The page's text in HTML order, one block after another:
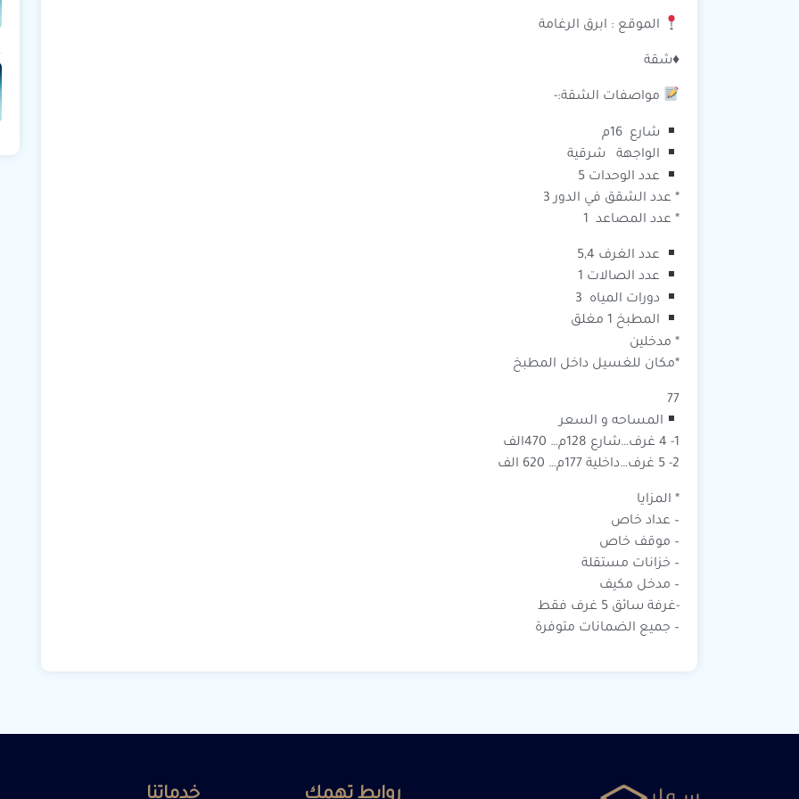
الموقع : ابرق الرغامة
♦️شقة
مواصفات الشقة:-
شارع 16م
الواجهة شرقية
عدد الوحدات 5
* عدد الشقق في الدور 3
* عدد المصاعد 1
عدد الغرف 5,4
عدد الصالات 1
دورات المياه 3
المطبخ 1 مغلق
* مدخلين
*مكان للغسيل داخل المطبخ
77
المساحه و السعر
1- 4 غرف…شارع 128م… 470الف
2- 5 غرف…داخلية 177م… 620 الف
* المزايا
– عداد خاص
– موقف خاص
– خزانات مستقلة
– مدخل مكيف
-غرفة سائق 5 غرف فقط
– جميع الضمانات متوفرة